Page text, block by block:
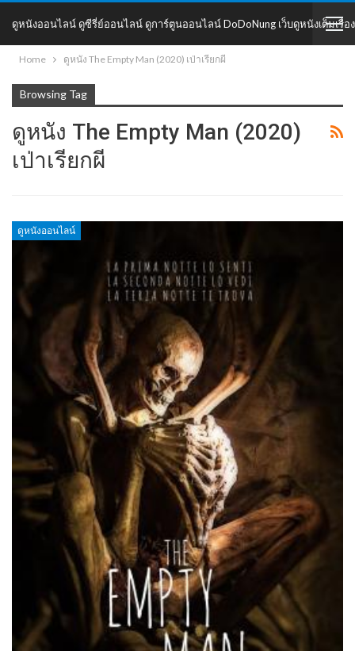
ดูหนังออนไลน์ ดูซีรี่ย์ออนไลน์ ดูการ์ตูนออนไลน์ DoDoNung เว็บดูหนังเต็มเรื่อง
DoDoNung
Home ดูหนัง The Empty Man (2020) เป่าเรียกผี
Browsing Tag
ดูหนัง The Empty Man (2020)
เป่าเรียกผี
ดูหนังออนไลน์